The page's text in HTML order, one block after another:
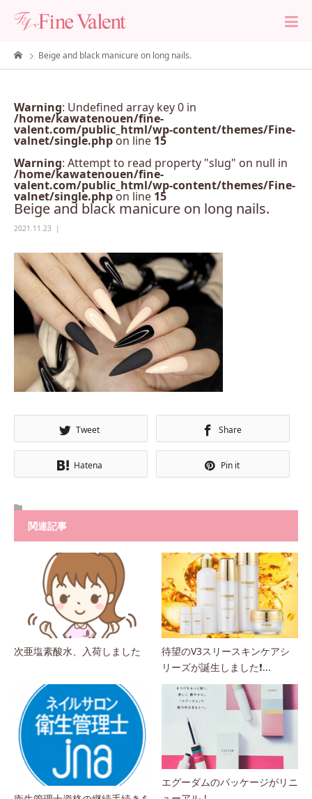
Beige and black manicure on long nails.
Warning: Undefined array key 0 in
/home/kawatenouen/fine-
valent.com/public_html/wp-content/themes/Fine-
valnet/single.phpon line 15
Warning: Attempt to read property "slug" on null in
/home/kawatenouen/fine-
valent.com/public_html/wp-content/themes/Fine-
valnet/single.phpon line 15
Beige and black manicure on long nails.
2021.11.23
Tweet Share
Hatena Pin it
関連記事
次亜塩素酸水、入荷しました
待望のV3スリースキンケアシ
リーズが誕生しました❗...
エグーダムのパッケージがリニ